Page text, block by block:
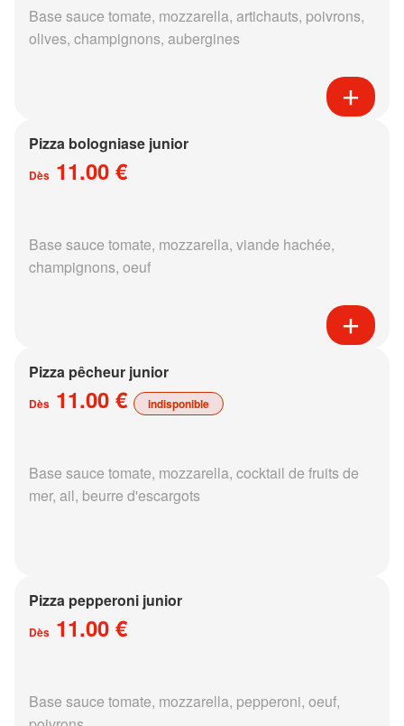
Base sauce tomate, mozzarella, artichauts, poivrons,
olives, champignons, aubergines
Pizza bologniase junior
Dès 11.00 €
Base sauce tomate, mozzarella, viande hachée,
champignons, oeuf
Pizza pêcheur junior
Dès 11.00 € indisponible
Base sauce tomate, mozzarella, cocktail de fruits de
mer, ail, beurre d'escargots
Pizza pepperoni junior
Dès 11.00 €
Base sauce tomate, mozzarella, pepperoni, oeuf,